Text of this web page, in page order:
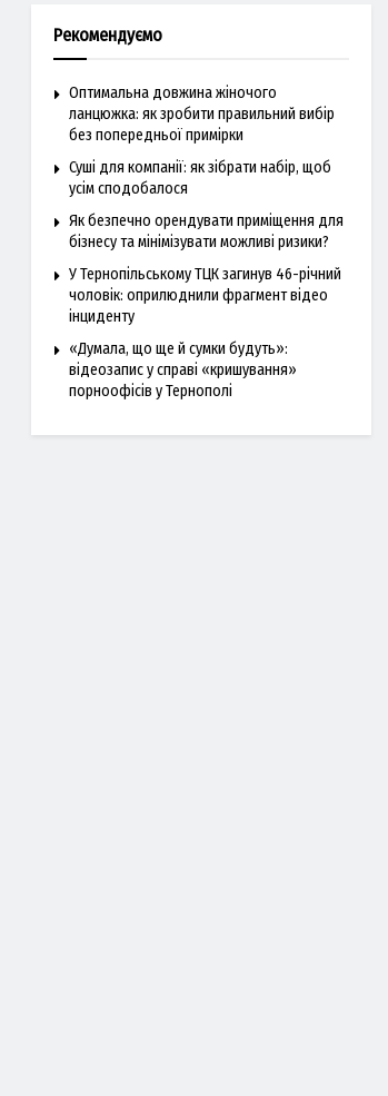
Рекомендуємо
Оптимальна довжина жіночого
ланцюжка: як зробити правильний вибір
без попередньої примірки
Суші для компанії: як зібрати набір, щоб
усім сподобалося
Як безпечно орендувати приміщення для
бізнесу та мінімізувати можливі ризики?
У Тернопільському ТЦК загинув 46-річний
чоловік: оприлюднили фрагмент відео
інциденту
«Думала, що ще й сумки будуть»:
відеозапис у справі «кришування»
порноофісів у Тернополі